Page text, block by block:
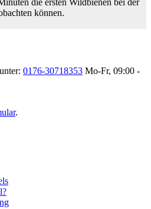
die ersten Wildbienen bei der
können.
0176-30718353 Mo-Fr, 09:00 -
.